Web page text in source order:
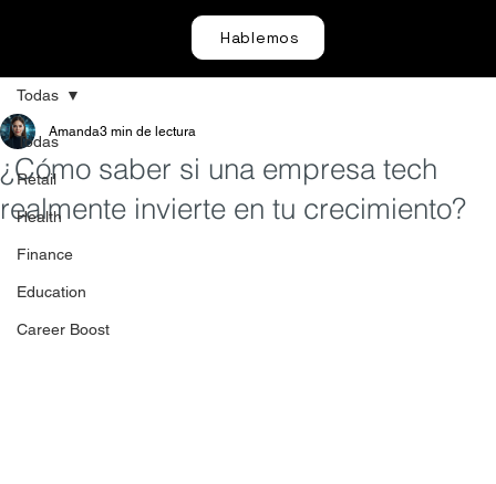
Hablemos
Todas
Retail
Health
Finance
Education
Career Boost
Todas
¿Cómo saber si una empresa tech
realmente invierte en tu crecimiento?
Amanda3 min de lectura